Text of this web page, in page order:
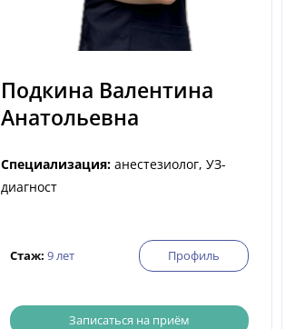
Подкина Валентина
Анатольевна
Специализация: анестезиолог, УЗ-
диагност
Стаж: 9 лет Профиль
Записаться на приём